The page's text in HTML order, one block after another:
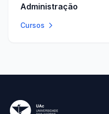
Administração
Cursos